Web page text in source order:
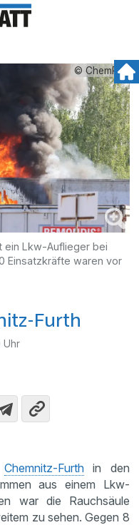
© ChemPic
ein Lkw-Auflieger bei
Einsatzkräfte waren vor
Furth
Uhr
Chemnitz-Furth in den
aus einem Lkw-
war die Rauchsäule
zu sehen. Gegen 8